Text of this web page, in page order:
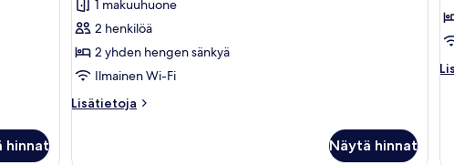
hinnat
2
yhden
hengen
sänkyä
kuvat
1 makuuhuone
2 henkilöä
2 yhden hengen sänkyä
Ilmainen Wi-Fi
Lisätietoja
Lisätietoja
Näytä hinnat